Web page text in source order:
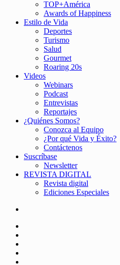
TOP+América
Awards of Happiness
Estilo de Vida
Deportes
Turismo
Salud
Gourmet
Roaring 20s
Videos
Webinars
Podcast
Entrevistas
Reportajes
¿Quiénes Somos?
Conozca al Equipo
¿Por qué Vida y Éxito?
Contáctenos
Suscríbase
Newsletter
REVISTA DIGITAL
Revista digital
Ediciones Especiales